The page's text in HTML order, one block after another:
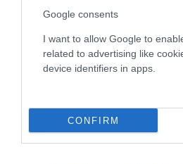
Google consents
I want to allow Google to
related to advertising like
device identifiers in apps.
CONFIRM